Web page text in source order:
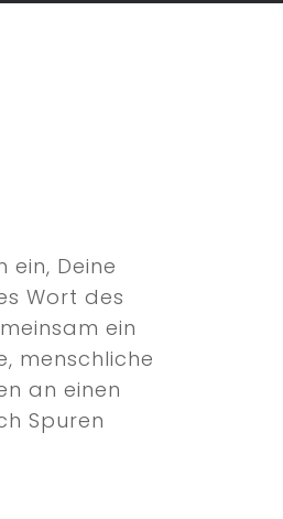
ein, Deine
Wort des
ein
menschliche
an einen
Spuren